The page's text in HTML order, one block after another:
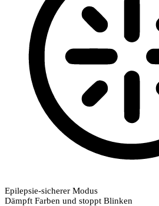
Epilepsie-sicherer Modus
Dämpft Farben und stoppt Blinken